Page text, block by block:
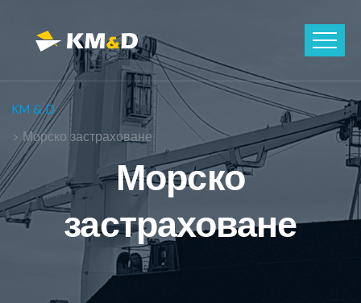
KM & D
> Морско застраховане
Морско
застраховане